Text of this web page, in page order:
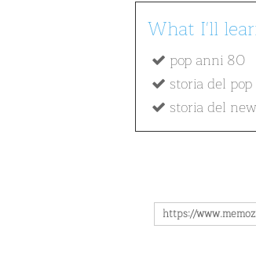
What I'll
pop anni 80
storia del
storia del